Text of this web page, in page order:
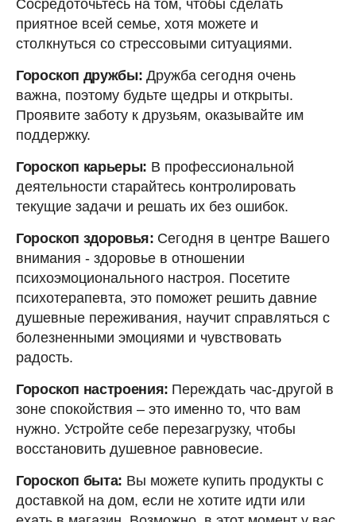
Сосредоточьтесь на том, чтобы сделать
приятное всей семье, хотя можете и
столкнуться со стрессовыми ситуациями.
Гороскоп дружбы: Дружба сегодня очень
важна, поэтому будьте щедры и открыты.
Проявите заботу к друзьям, оказывайте им
поддержку.
Гороскоп карьеры: В профессиональной
деятельности старайтесь контролировать
текущие задачи и решать их без ошибок.
Гороскоп здоровья: Сегодня в центре Вашего
внимания - здоровье в отношении
психоэмоционального настроя. Посетите
психотерапевта, это поможет решить давние
душевные переживания, научит справляться с
болезненными эмоциями и чувствовать
радость.
Гороскоп настроения: Переждать час-другой в
зоне спокойствия – это именно то, что вам
нужно. Устройте себе перезагрузку, чтобы
восстановить душевное равновесие.
Гороскоп быта: Вы можете купить продукты с
доставкой на дом, если не хотите идти или